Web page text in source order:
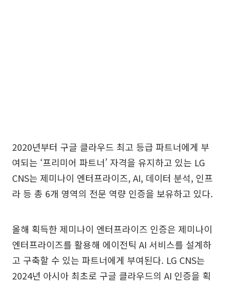
2020년부터 구글 클라우드 최고 등급 파트너에게 부
여되는 ‘프리미어 파트너’ 자격을 유지하고 있는 LG
CNS는 제미나이 엔터프라이즈, AI, 데이터 분석, 인프
라 등 총 6개 영역의 전문 역량 인증을 보유하고 있다.
올해 획득한 제미나이 엔터프라이즈 인증은 제미나이
엔터프라이즈를 활용해 에이전틱 AI 서비스를 설계하
고 구축할 수 있는 파트너에게 부여된다. LG CNS는
2024년 아시아 최초로 구글 클라우드의 AI 인증을 획